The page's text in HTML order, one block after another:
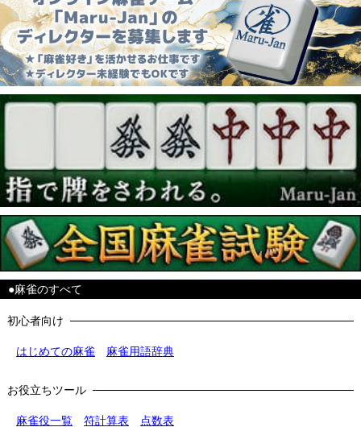
●麻雀のすべて
初心者向け
はじめての麻雀 麻雀用語辞典
お役立ちツール
麻雀役一覧 符計算表 点数表